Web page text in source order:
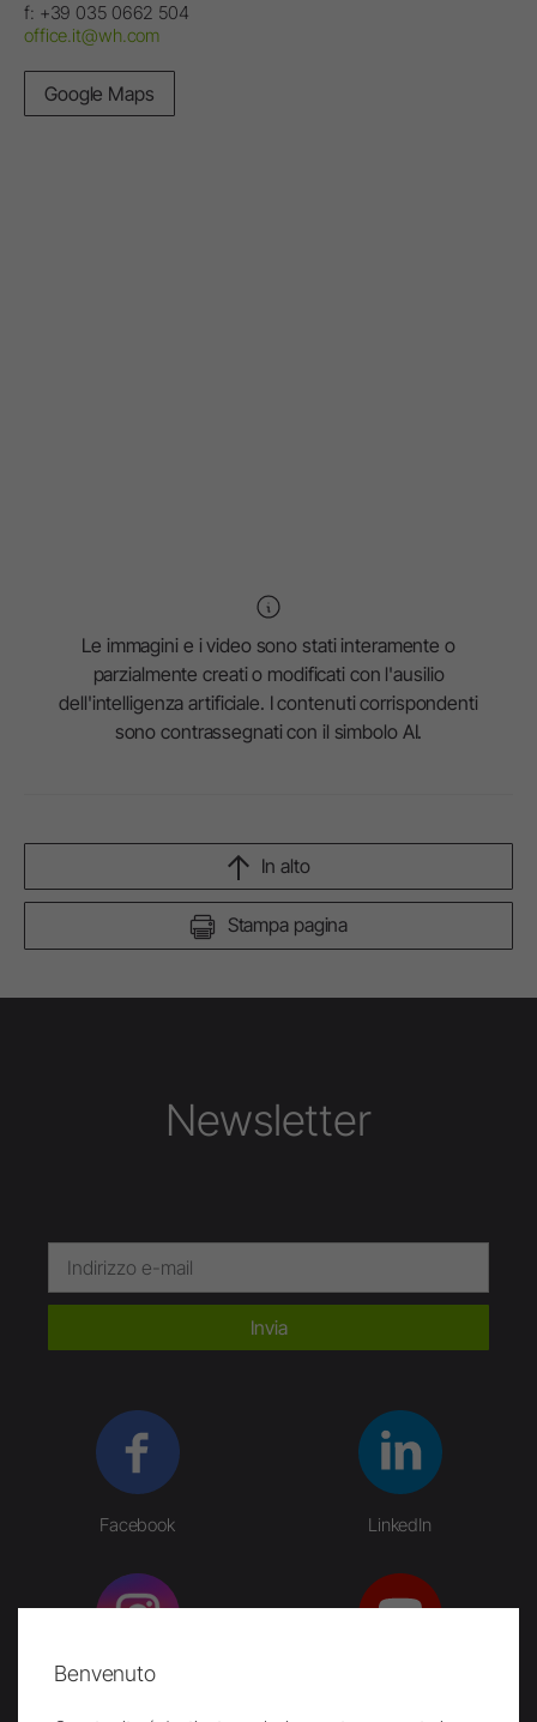
f: +39 035 0662 504
office.it@wh.com
Google Maps
Le immagini e i video sono stati interamente o
parzialmente creati o modificati con l'ausilio
dell'intelligenza artificiale. I contenuti corrispondenti
sono contrassegnati con il simbolo AI.
Stampa pagina
In alto
Newsletter
Invia
Facebook LinkedIn
Instagram
Benvenuto